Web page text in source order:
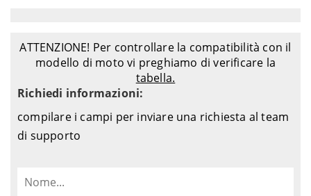
ATTENZIONE! Per controllare la compatibilità con il
modello di moto vi preghiamo di verificare la
tabella.
Richiedi informazioni:
compilare i campi per inviare una richiesta al team
di supporto